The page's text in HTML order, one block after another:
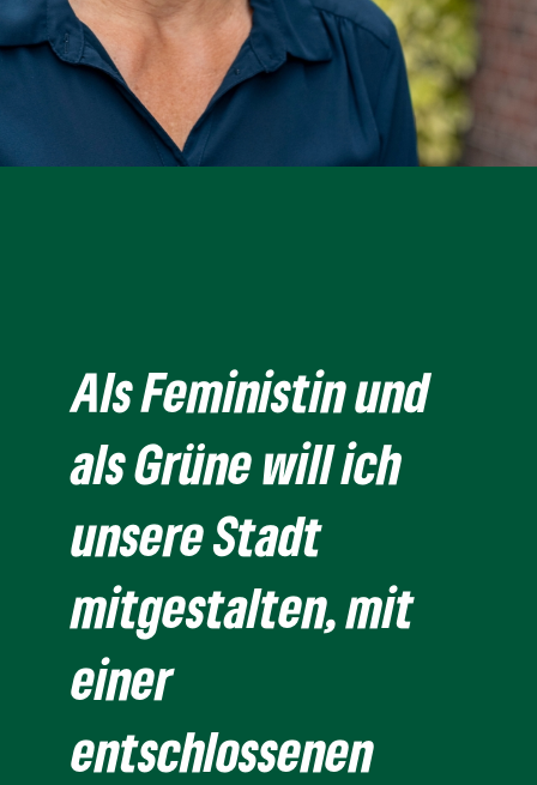
Als Feministin und
als Grüne will ich
unsere Stadt
mitgestalten, mit
einer
entschlossenen